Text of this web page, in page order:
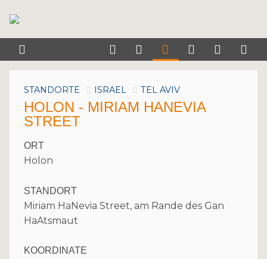
STANDORTE ISRAEL TEL AVIV
HOLON - MIRIAM HANEVIA
STREET
ORT
Holon
STANDORT
Miriam HaNevia Street, am Rande des Gan
HaAtsmaut
KOORDINATE